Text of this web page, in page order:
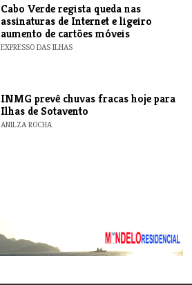
Cabo Verde regista queda nas
assinaturas de Internet e ligeiro
aumento de cartões móveis
EXPRESSO DAS ILHAS
INMG prevê chuvas fracas hoje para
Ilhas de Sotavento
ANILZA ROCHA